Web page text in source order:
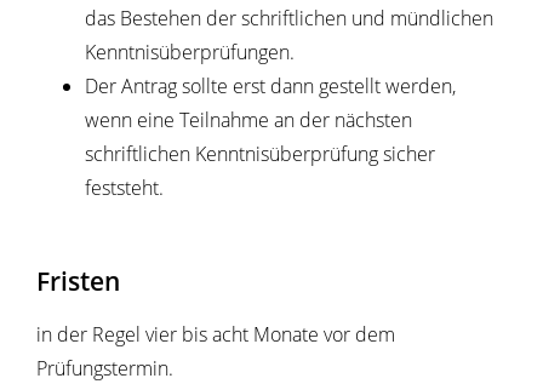
das Bestehen der schriftlichen und mündlichen
Kenntnisüberprüfungen.
Der Antrag sollte erst dann gestellt werden,
wenn eine Teilnahme an der nächsten
schriftlichen Kenntnisüberprüfung sicher
feststeht.
Fristen
in der Regel vier bis acht Monate vor dem
Prüfungstermin.